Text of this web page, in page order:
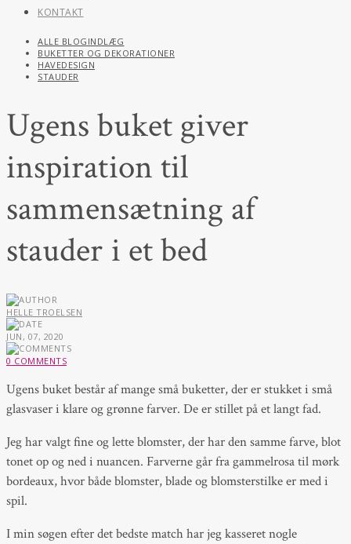
KONTAKT
ALLE BLOGINDLÆG
BUKETTER OG DEKORATIONER
HAVEDESIGN
STAUDER
Ugens buket giver
inspiration til
sammensætning af
stauder i et bed
HELLE TROELSEN
JUN, 07, 2020
0 COMMENTS
Ugens buket består af mange små buketter, der er stukket i små
glasvaser i klare og grønne farver. De er stillet på et langt fad.
Jeg har valgt fine og lette blomster, der har den samme farve, blot
tonet op og ned i nuancen. Farverne går fra gammelrosa til mørk
bordeaux, hvor både blomster, blade og blomsterstilke er med i
spil.
I min søgen efter det bedste match har jeg kasseret nogle